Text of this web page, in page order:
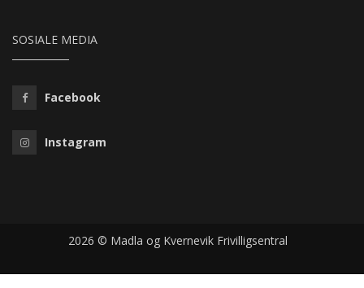
SOSIALE MEDIA
Facebook
Instagram
2026 © Madla og Kvernevik Frivilligsentral